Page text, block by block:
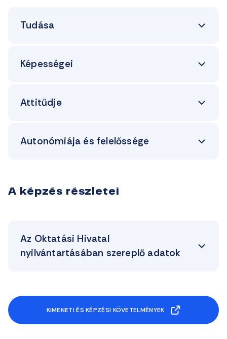
Tudása
Képességei
Attitűdje
Autonómiája és felelőssége
A képzés részletei
Az Oktatási Hivatal
nyilvántartásában szereplő adatok
KIMENETI ÉS KÉPZÉSI KÖVETELMÉNYEK